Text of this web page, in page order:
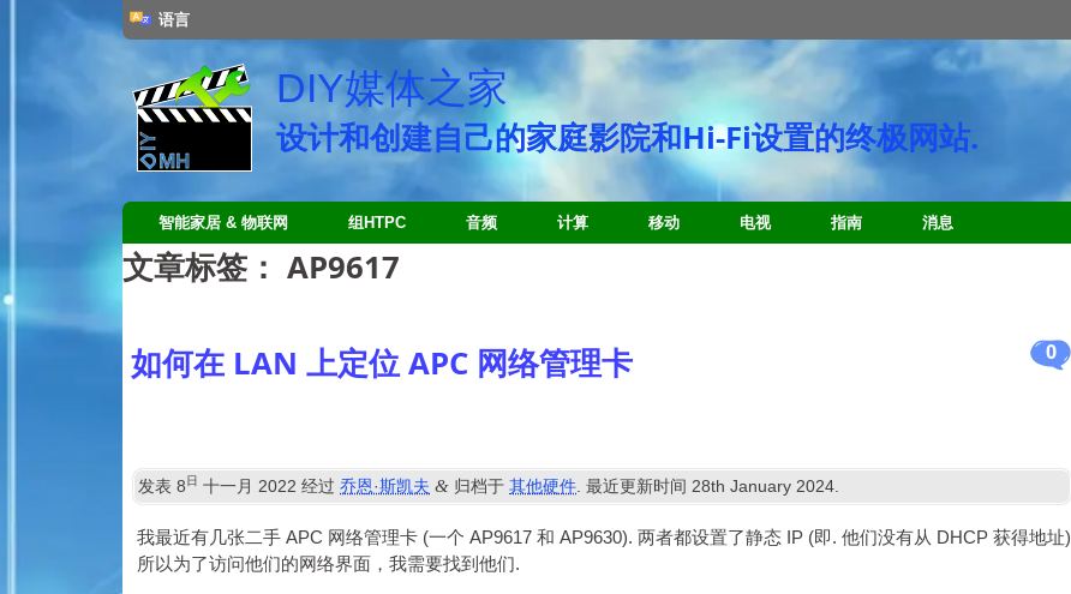
语言
DIY媒体之家
设计和创建自己的家庭影院和Hi-Fi设置的终极网站.
智能家居 & 物联网 组HTPC 音频 计算 移动 电视 指南 消息
文章标签： AP9617
0
如何在 LAN 上定位 APC 网络管理卡
发表8 日 十一月 2022 经过乔恩·斯凯夫 & 归档于其他硬件. 最近更新时间28th January 2024.
我最近有几张二手 APC 网络管理卡 (一个 AP9617 和 AP9630). 两者都设置了静态 IP (即. 他们没有从 DHCP 获得地址)
所以为了访问他们的网络界面，我需要找到他们.